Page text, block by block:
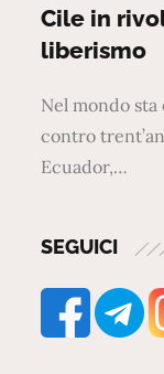
on
Cile in
liberismo
Nel mondo
contro
Ecuador,…
SEGUICI